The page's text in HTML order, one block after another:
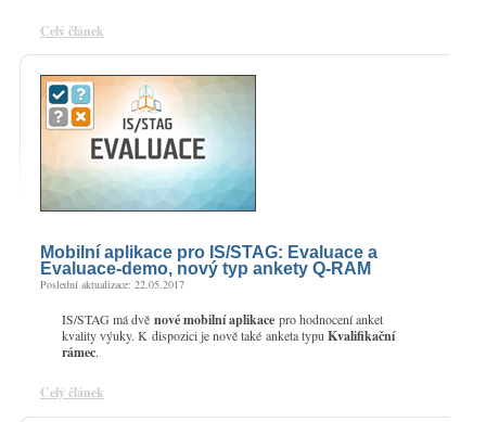
Celý článek
Mobilní aplikace pro IS/STAG: Evaluace a
Evaluace-demo, nový typ ankety Q-RAM
Poslední aktualizace: 22.05.2017
IS/STAG má dvě nové mobilní aplikace pro hodnocení anket
kvality výuky. K dispozici je nově také anketa typuKvalifikační
rámec.
Celý článek